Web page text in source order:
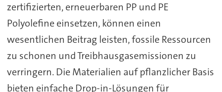
zertifizierten, erneuerbaren PP und PE
Polyolefine einsetzen, können einen
wesentlichen Beitrag leisten, fossile Ressourcen
zu schonen und Treibhausgasemissionen zu
verringern. Die Materialien auf pflanzlicher Basis
bieten einfache Drop-in-Lösungen für